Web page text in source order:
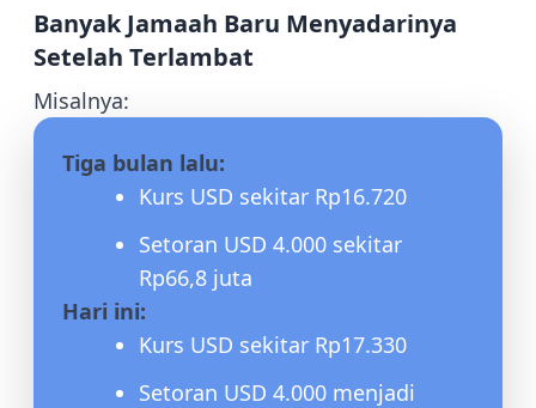
Banyak Jamaah Baru Menyadarinya
Setelah Terlambat
Misalnya:
Tiga bulan lalu:
Kurs USD sekitar Rp16.720
Setoran USD 4.000 sekitar
Rp66,8 juta
Hari ini:
Kurs USD sekitar Rp17.330
Setoran USD 4.000 menjadi